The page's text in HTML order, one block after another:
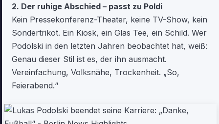
2. Der ruhige Abschied – passt zu Poldi
Kein Pressekonferenz-Theater, keine TV-Show, kein
Sondertrikot. Ein Kiosk, ein Glas Tee, ein Schild. Wer
Podolski in den letzten Jahren beobachtet hat, weiß:
Genau dieser Stil ist es, der ihn ausmacht.
Vereinfachung, Volksnähe, Trockenheit. „So,
Feierabend.“